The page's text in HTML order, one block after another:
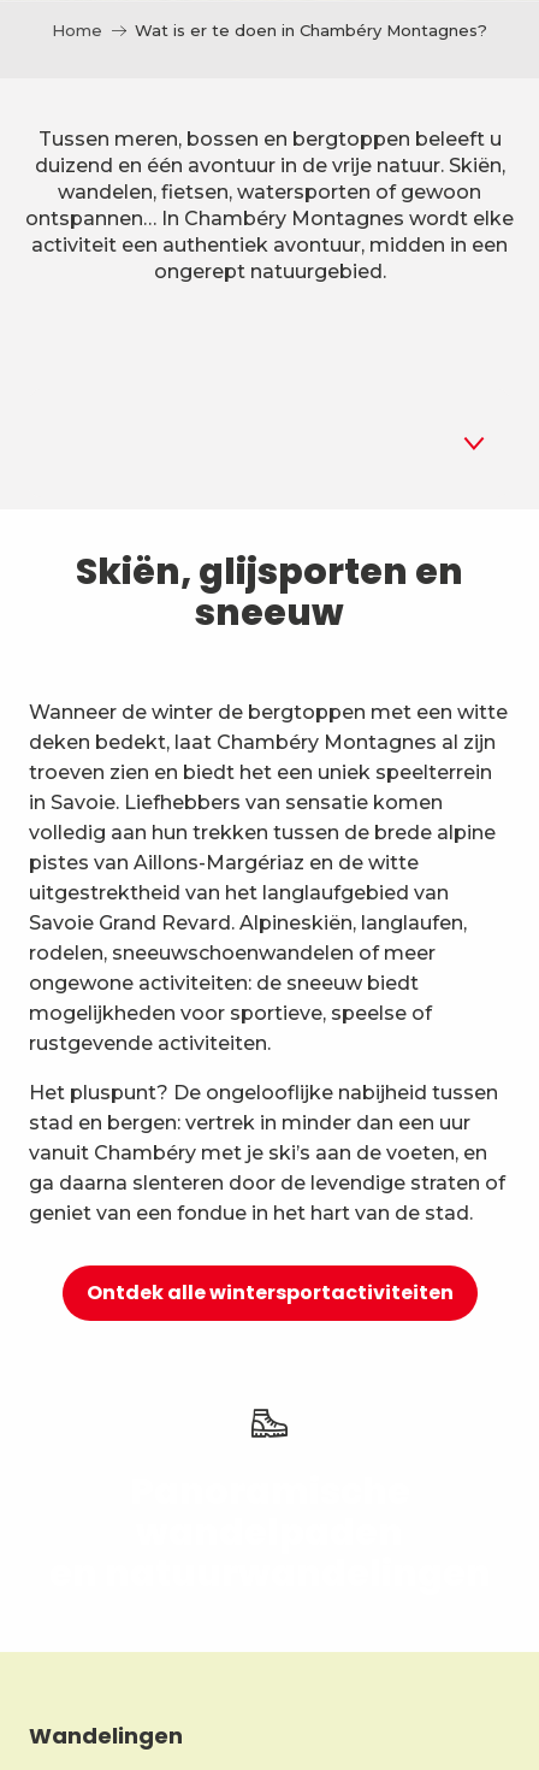
Home Wat is er te doen in Chambéry Montagnes?
Tussen meren, bossen en bergtoppen beleeft u
duizend en één avontuur in de vrije natuur. Skiën,
wandelen, fietsen, watersporten of gewoon
ontspannen… In Chambéry Montagnes wordt elke
activiteit een authentiek avontuur, midden in een
ongerept natuurgebied.
1 Skiën, glijsporten en sneeuw
Wandelpaden en wandelingen
4 Wielrennen
5 Mountainbiken in de Bauges
6
Andere activiteiten in de vrije
natuur
7
Bezienswaardigheden, cultuur
en erfgoed
8 Wijngaarden
9 Indooractiviteiten
10 Ontspanning en welzijn
Skiën, glijsporten en
sneeuw
Wanneer de winter de bergtoppen met een witte
deken bedekt, laat Chambéry Montagnes al zijn
troeven zien en biedt het een uniek speelterrein
in Savoie. Liefhebbers van sensatie komen
volledig aan hun trekken tussen de brede alpine
pistes van Aillons-Margériaz en de witte
uitgestrektheid van het langlaufgebied van
Savoie Grand Revard. Alpineskiën, langlaufen,
rodelen, sneeuwschoenwandelen of meer
ongewone activiteiten: de sneeuw biedt
mogelijkheden voor sportieve, speelse of
rustgevende activiteiten.
Het pluspunt? De ongelooflijke nabijheid tussen
stad en bergen: vertrek in minder dan een uur
vanuit Chambéry met je ski’s aan de voeten, en
ga daarna slenteren door de levendige straten of
geniet van een fondue in het hart van de stad.
Ontdek alle wintersportactiviteiten
Wandelingen